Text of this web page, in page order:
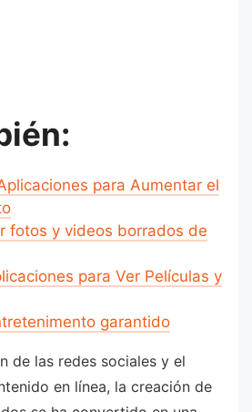
para Aumentar el
fotos y videos borrados de
para Ver Películas y
garantido
de las redes sociales y el
en línea, la creación de